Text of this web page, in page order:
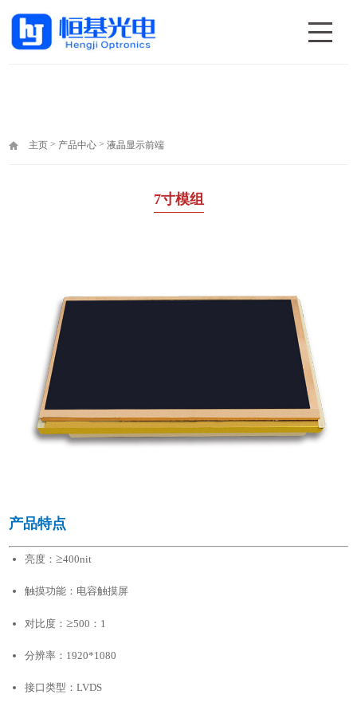
主页 > 产品中心 >液晶显示前端
7寸模组
产品特点
亮度：≥400nit
触摸功能：电容触摸屏
对比度：≥500：1
分辨率：1920*1080
接口类型：LVDS